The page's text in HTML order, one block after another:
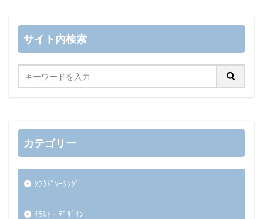
サイト内検索
カテゴリー
ｸﾗｳﾄﾞｿｰｼﾝｸﾞ
ｲﾗｽﾄ・ﾃﾞｻﾞｲﾝ